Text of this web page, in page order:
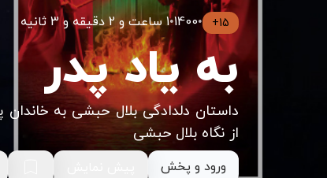
15+
•
1400
•1 ساعت و 2 دقیقه و 3 ثانیه
به یاد پدر
داستان دلدادگی بلال حبشی به
از نگاه بلال حبشی
ورود و پخش